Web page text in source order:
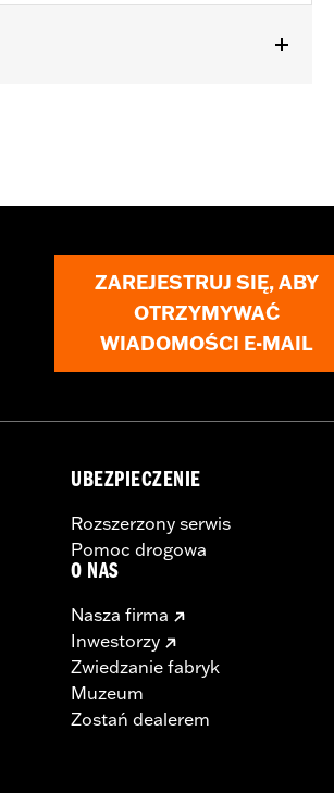
ZAREJESTRUJ SIĘ, ABY
OTRZYMYWAĆ
WIADOMOŚCI E-MAIL
UBEZPIECZENIE
Rozszerzony serwis
Pomoc drogowa
O NAS
Nasza firma
Inwestorzy
Zwiedzanie fabryk
Muzeum
Zostań dealerem